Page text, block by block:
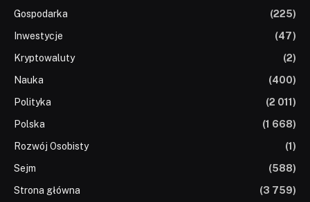
Gospodarka
(225)
Inwestycje
(47)
Kryptowaluty
(2)
Nauka
(400)
Polityka
(2 011)
Polska
(1 668)
Rozwój Osobisty
(1)
Sejm
(588)
Strona główna
(3 759)